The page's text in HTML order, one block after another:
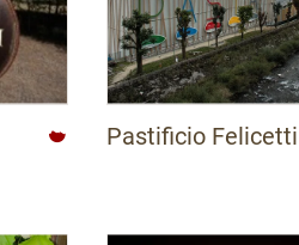
Pastificio Felicetti